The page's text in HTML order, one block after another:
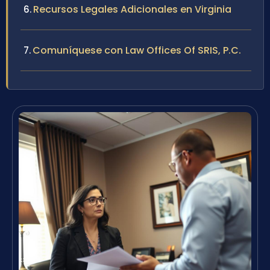
Recursos Legales Adicionales en Virginia
Comuníquese con Law Offices Of SRIS, P.C.